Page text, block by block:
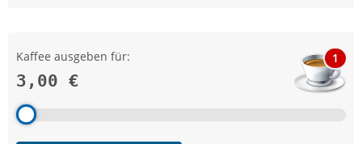
Kaffee ausgeben für:
3,00 €
1